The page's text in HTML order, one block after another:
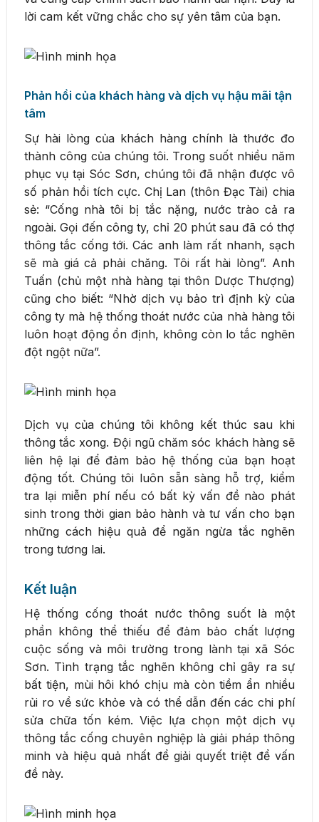
lời cam kết vững chắc cho sự yên tâm của bạn.
Phản hồi của khách hàng và dịch vụ hậu mãi tận
tâm
Sự hài lòng của khách hàng chính là thước đo
thành công của chúng tôi. Trong suốt nhiều năm
phục vụ tại Sóc Sơn, chúng tôi đã nhận được vô
số phản hồi tích cực. Chị Lan (thôn Đạc Tài) chia
sẻ: “Cống nhà tôi bị tắc nặng, nước trào cả ra
ngoài. Gọi đến công ty, chỉ 20 phút sau đã có thợ
thông tắc cống tới. Các anh làm rất nhanh, sạch
sẽ mà giá cả phải chăng. Tôi rất hài lòng”. Anh
Tuấn (chủ một nhà hàng tại thôn Dược Thượng)
cũng cho biết: “Nhờ dịch vụ bảo trì định kỳ của
công ty mà hệ thống thoát nước của nhà hàng tôi
luôn hoạt động ổn định, không còn lo tắc nghẽn
đột ngột nữa”.
Dịch vụ của chúng tôi không kết thúc sau khi
thông tắc xong. Đội ngũ chăm sóc khách hàng sẽ
liên hệ lại để đảm bảo hệ thống của bạn hoạt
động tốt. Chúng tôi luôn sẵn sàng hỗ trợ, kiểm
tra lại miễn phí nếu có bất kỳ vấn đề nào phát
sinh trong thời gian bảo hành và tư vấn cho bạn
những cách hiệu quả để ngăn ngừa tắc nghẽn
trong tương lai.
Kết luận
Hệ thống cống thoát nước thông suốt là một
phần không thể thiếu để đảm bảo chất lượng
cuộc sống và môi trường trong lành tại xã Sóc
Sơn. Tình trạng tắc nghẽn không chỉ gây ra sự
bất tiện, mùi hôi khó chịu mà còn tiềm ẩn nhiều
rủi ro về sức khỏe và có thể dẫn đến các chi phí
sửa chữa tốn kém. Việc lựa chọn một dịch vụ
thông tắc cống chuyên nghiệp là giải pháp thông
minh và hiệu quả nhất để giải quyết triệt để vấn
đề này.